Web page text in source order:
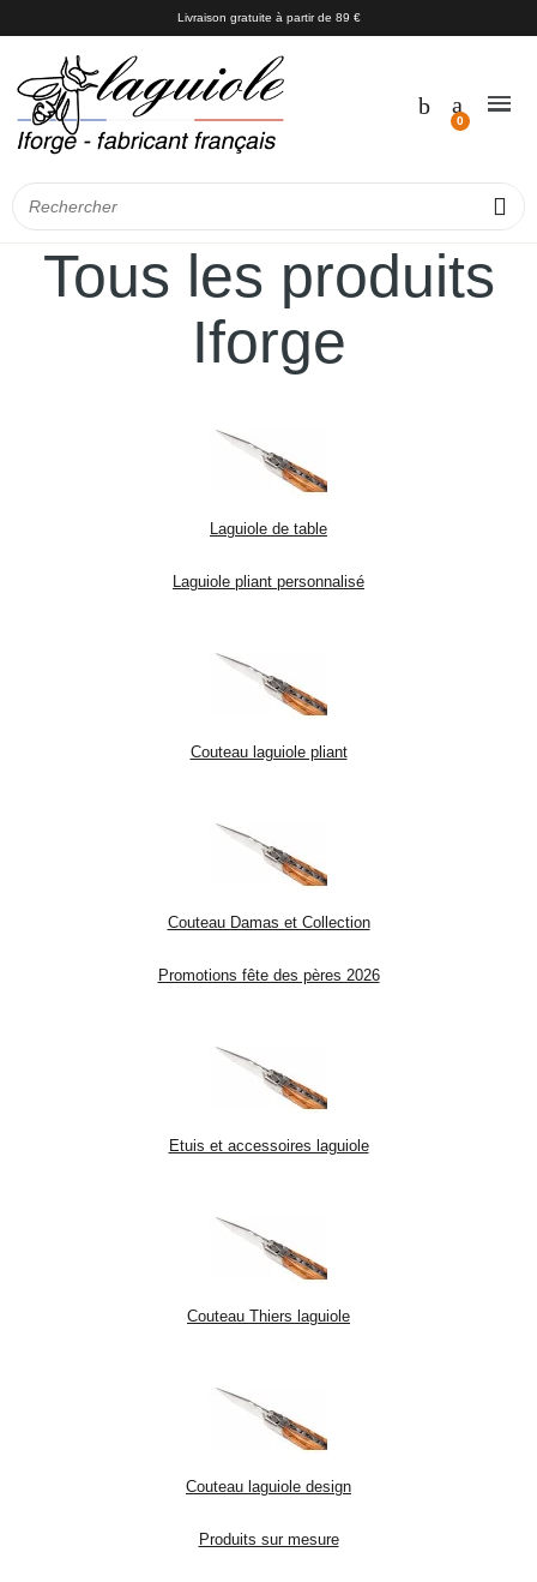
Livraison gratuite à partir de 89 €
Tous les produits
Iforge
Laguiole de table
Laguiole pliant personnalisé
Couteau laguiole pliant
Couteau Damas et Collection
Promotions fête des pères 2026
Etuis et accessoires laguiole
Couteau Thiers laguiole
Couteau laguiole design
Produits sur mesure